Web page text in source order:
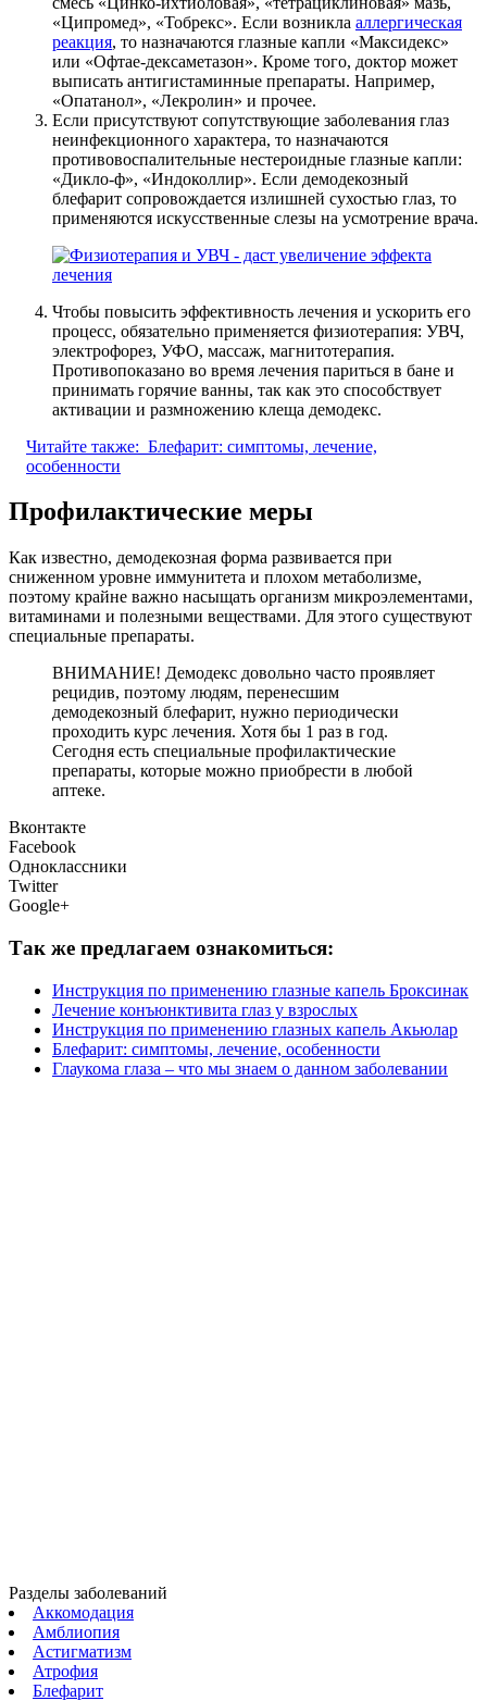
«Ципромед», «Тобрекс». Если возникла аллергическая
реакция, то назначаются глазные капли «Максидекс»
или «Офтае-дексаметазон». Кроме того, доктор может
выписать антигистаминные препараты. Например,
«Опатанол», «Лекролин» и прочее.
Если присутствуют сопутствующие заболевания глаз
неинфекционного характера, то назначаются
противовоспалительные нестероидные глазные капли:
«Дикло-ф», «Индоколлир». Если демодекозный
блефарит сопровождается излишней сухостью глаз, то
применяются искусственные слезы на усмотрение врача.
Чтобы повысить эффективность лечения и ускорить его
процесс, обязательно применяется физиотерапия: УВЧ,
электрофорез, УФО, массаж, магнитотерапия.
Противопоказано во время лечения париться в бане и
принимать горячие ванны, так как это способствует
активации и размножению клеща демодекс.
Читайте также: Блефарит: симптомы, лечение,
особенности
Профилактические меры
Как известно, демодекозная форма развивается при
сниженном уровне иммунитета и плохом метаболизме,
поэтому крайне важно насыщать организм микроэлементами,
витаминами и полезными веществами. Для этого существуют
специальные препараты.
ВНИМАНИЕ! Демодекс довольно часто проявляет
рецидив, поэтому людям, перенесшим
демодекозный блефарит, нужно периодически
проходить курс лечения. Хотя бы 1 раз в год.
Сегодня есть специальные профилактические
препараты, которые можно приобрести в любой
аптеке.
Вконтакте
Facebook
Одноклассники
Twitter
Google+
Так же предлагаем ознакомиться:
Инструкция по применению глазные капель Броксинак
Лечение конъюнктивита глаз у взрослых
Инструкция по применению глазных капель Акьюлар
Блефарит: симптомы, лечение, особенности
Глаукома глаза – что мы знаем о данном заболевании
Разделы заболеваний
Аккомодация
Амблиопия
Астигматизм
Атрофия
Блефарит